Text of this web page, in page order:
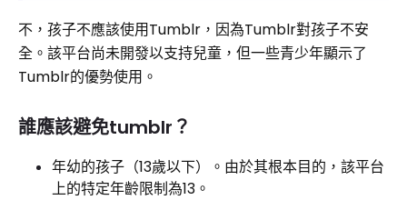
不，孩子不應該使用Tumblr，因為Tumblr對孩子不安
全。該平台尚未開發以支持兒童，但一些青少年顯示了
Tumblr的優勢使用。
誰應該避免tumblr？
年幼的孩子（13歲以下）。由於其根本目的，該平台
上的特定年齡限制為13。